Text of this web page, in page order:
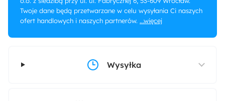
Twoje dane będą przetwarzane w celu wysyłania Ci naszych
ofert handlowych i naszych partnerów. ...więcej
Wysyłka